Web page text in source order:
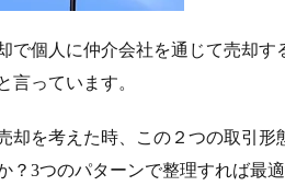
で個人に仲介会社を通じて売却す
言っています。
却を考えた時、この２つの取引形
？3つのパターンで整理すれば最